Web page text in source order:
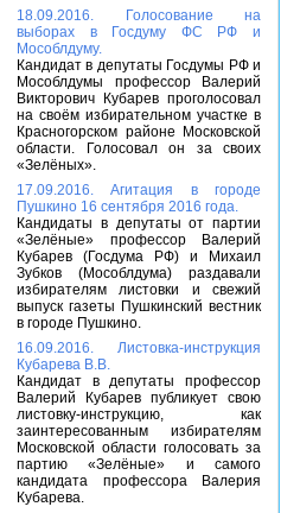
18.09.2016. Голосование на
выборах в Госдуму ФС РФ и
Мособлдуму.
Кандидат в депутаты Госдумы РФ и
Мособлдумы профессор Валерий
Викторович Кубарев проголосовал
на своём избирательном участке в
Красногорском районе Московской
области. Голосовал он за своих
«Зелёных».
17.09.2016. Агитация в городе
Пушкино 16 сентября 2016 года.
Кандидаты в депутаты от партии
«Зелёные» профессор Валерий
Кубарев (Госдума РФ) и Михаил
Зубков (Мособлдума) раздавали
избирателям листовки и свежий
выпуск газеты Пушкинский вестник
в городе Пушкино.
16.09.2016. Листовка-инструкция
Кубарева В.В.
Кандидат в депутаты профессор
Валерий Кубарев публикует свою
листовку-инструкцию, как
заинтересованным избирателям
Московской области голосовать за
партию «Зелёные» и самого
кандидата профессора Валерия
Кубарева.